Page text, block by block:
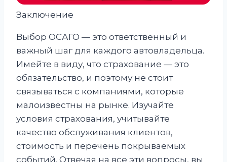
Заключение
Выбор ОСАГО — это ответственный и
важный шаг для каждого автовладельца.
Имейте в виду, что страхование — это
обязательство, и поэтому не стоит
связываться с компаниями, которые
малоизвестны на рынке. Изучайте
условия страхования, учитывайте
качество обслуживания клиентов,
стоимость и перечень покрываемых
событий. Отвечая на все эти вопросы, вы